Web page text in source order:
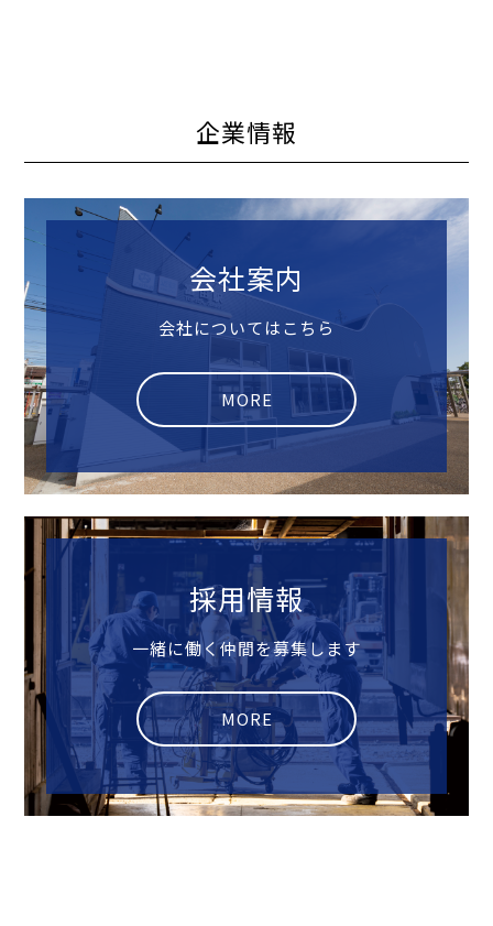
企業情報
会社案内
会社についてはこちら
MORE
採用情報
一緒に働く仲間を募集します
MORE